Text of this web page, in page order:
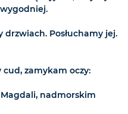
Posłuchamy jej.
cud, zamykam oczy:
nadmorskim